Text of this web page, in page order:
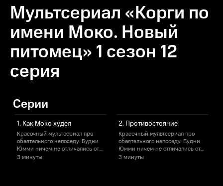
Мультсериал «Корги по
имени Моко. Новый
питомец» 1 сезон 12
серия
Серии
1. Как Моко худел
Красочный мультсериал про
обаятельного непоседу. Будни
Юмми ничем не отличались от
жизни других детей, пока в её
3 минуты
2. Противостояние
Красочный мультсериал про
обаятельного непоседу. Будни
Юмми ничем не отличались от
жизни других детей, пока в её
3 минуты